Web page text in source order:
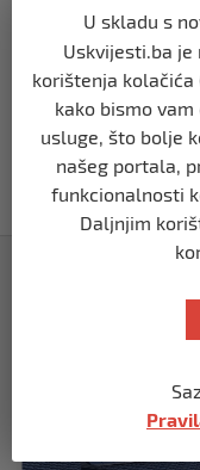
prije 2
BIHAĆ
RK
za
prije 2
U skladu s
Uskvijesti.ba
korištenja kolačića
kako bismo
usluge, što bolje
našeg portala,
funkcionalnosti
Daljnjim